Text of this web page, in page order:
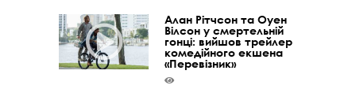
Алан Рітчсон та Оуен
Вілсон у смертельній
гонці: вийшов трейлер
комедійного екшена
«Перевізник»